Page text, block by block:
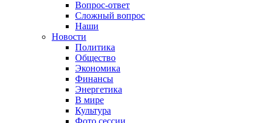
Вопрос-ответ
Сложный вопрос
Наши
Новости
Политика
Общество
Экономика
Финансы
Энергетика
В мире
Культура
Фото сессии